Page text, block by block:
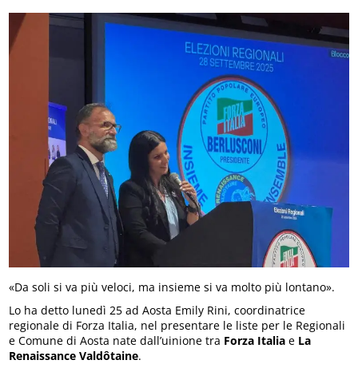
«Da soli si va più veloci, ma insieme si va molto più lontano».
Lo ha detto lunedì 25 ad Aosta Emily Rini, coordinatrice
regionale di Forza Italia, nel presentare le liste per le Regionali
e Comune di Aosta nate dall’uinione tra Forza Italia e La
Renaissance Valdôtaine.